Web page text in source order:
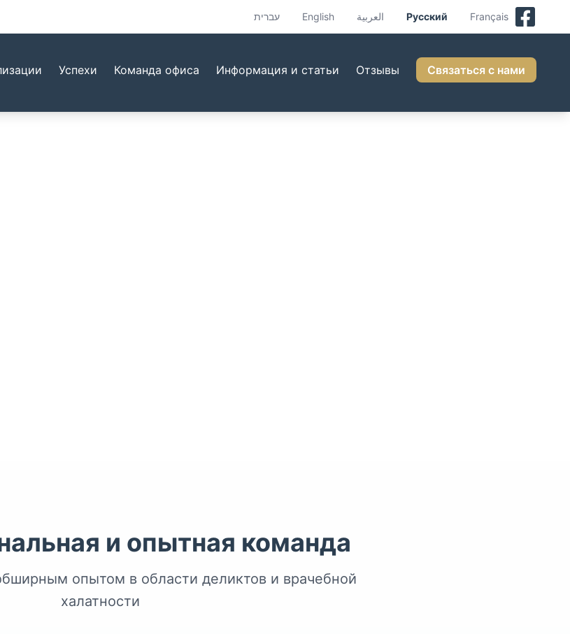
עברית English العربية Русский Français
Успехи Команда офиса Информация и статьи Отзывы Связаться с нами
и опытная команда
опытом в области деликтов и врачебной
халатности